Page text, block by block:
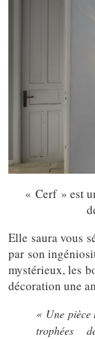
« Cerf » est
Elle saura vous
par son
mystérieux, les
décoration une
« Une pièce
trophées